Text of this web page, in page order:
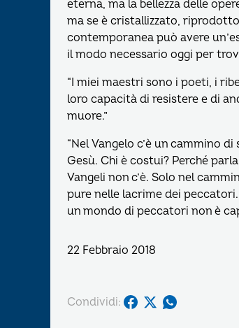
eterna, ma la bellezza delle
ma se è cristallizzato,
contemporanea può avere
il modo necessario oggi per
“I miei maestri sono i poeti, i
loro capacità di resistere e di
muore.”
“Nel Vangelo c’è un cammino
Gesù. Chi è costui? Perché
Vangeli non c’è. Solo nel
pure nelle lacrime dei
un mondo di peccatori non è
22 Febbraio 2018
Condividi: